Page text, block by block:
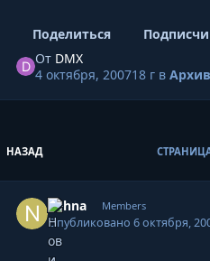
Поделиться
От DMX
4 октября, 200718 г в
ПЕРВАЯ СТРАНИЦА
НАЗАД
nahna Members
Опубликовано6 октября,